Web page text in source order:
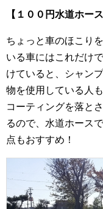
【１００円水道ホース
ちょっと車のほこり
いる車にはこれだけ
けていると、シャン
物を使用している人
コーティングを落と
るので、水道ホース
点もおすすめ！